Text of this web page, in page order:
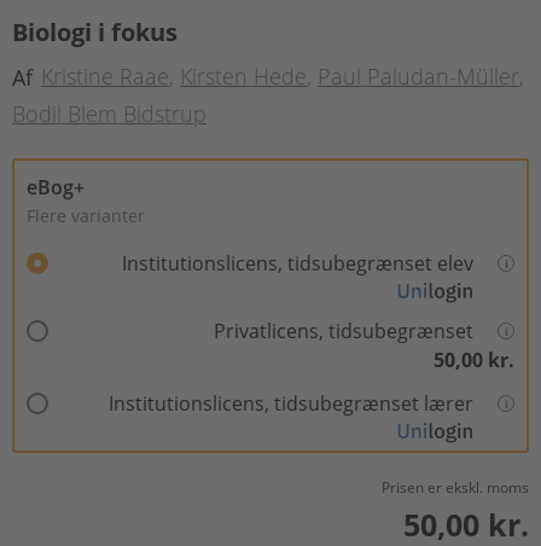
Biologi i fokus
Af Kristine Raae Kirsten Hede Paul Paludan-Müller
Bodil Blem Bidstrup
eBog+
Flere varianter
Institutionslicens, tidsubegrænset elev
Privatlicens, tidsubegrænset
50,00 kr.
Institutionslicens, tidsubegrænset lærer
Prisen er ekskl. moms
50,00 kr.